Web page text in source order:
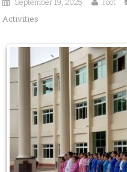
Activities